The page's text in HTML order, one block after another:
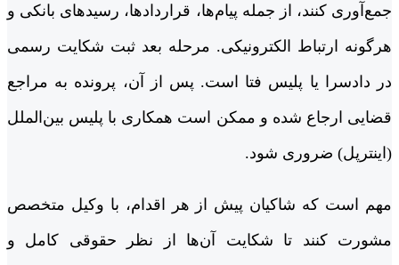
جمع‌آوری کنند، از جمله پیام‌ها، قراردادها، رسیدهای بانکی و
هرگونه ارتباط الکترونیکی. مرحله بعد ثبت شکایت رسمی
در دادسرا یا پلیس فتا است. پس از آن، پرونده به مراجع
قضایی ارجاع شده و ممکن است همکاری با پلیس بین‌الملل
(اینترپل) ضروری شود.
مهم است که شاکیان پیش از هر اقدام، با وکیل متخصص
مشورت کنند تا شکایت آن‌ها از نظر حقوقی کامل و